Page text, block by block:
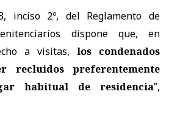
inciso 2º, del Reglamento de
dispone que, en
a visitas, los condenados
recluidos preferentemente
habitual de residencia”,